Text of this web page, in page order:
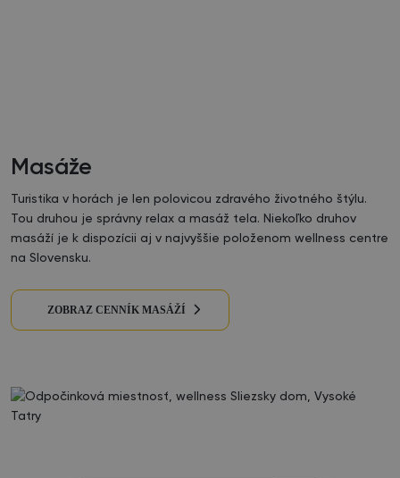
Masáže
Turistika v horách je len polovicou zdravého životného štýlu.
Tou druhou je správny relax a masáž tela. Niekoľko druhov
masáží je k dispozícii aj v najvyššie položenom wellness centre
na Slovensku.
ZOBRAZ CENNÍK MASÁŽÍ